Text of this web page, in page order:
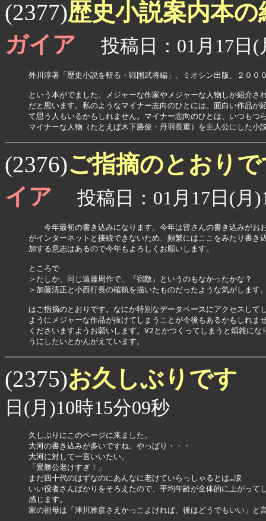
(2377)歴史小説案内本
ガイア 投稿日：01月17日(
外川淳著「歴史小説を斬る・戦国武将編」、ミオシン出版、２００
という本がでました。メジャーな作家やメジャーな人物しか紹介さ
だと思います。私のようなマイナー志向のひとには、面白い作品が
て思う人もいるかもしれません。マイナー志向のひとは、いつもつ
(2376)ご指摘のとおり
イア 投稿日：01月17日(月
今年最初の書き込みになります。今年は皆さんの書き込みがお
がインターネットと接続できないため、頻繁にはここをみたり書き
加する意志はあるので今年もよろしくお願いします。
ところで
＞たしか、同じ遠藤周作で、『宿敵』というのもなかったかな？
＞加藤清正と小西行長の確執を描いたものだったような気がします
はご指摘のとおりです。なにか特別なデータベースにアクセスして
ようにメジャーな作品が抜けてしまうことが今後もあるかもしれま
くださいますようお願いします。V2とかつくってしまうと煩雑に
うにしたいとかんがえています。
(2375)お久しぶりです
日(月)10時15分09秒
久しぶりにこのページに来ました。
大河の書き込みが多いですね。やっぱり・・・
大河に対して一言いいたい。
「景勝公老けすぎ！」
まだ四十代のはずなのにあんなに老けていらっしゃるとは…涙
いい役者さんばかりをそろえたので、平均年齢が全体的に上がって
感じます。
家の祖母は「津川雅彦さえかっこよければ、後はどうでもいい」と